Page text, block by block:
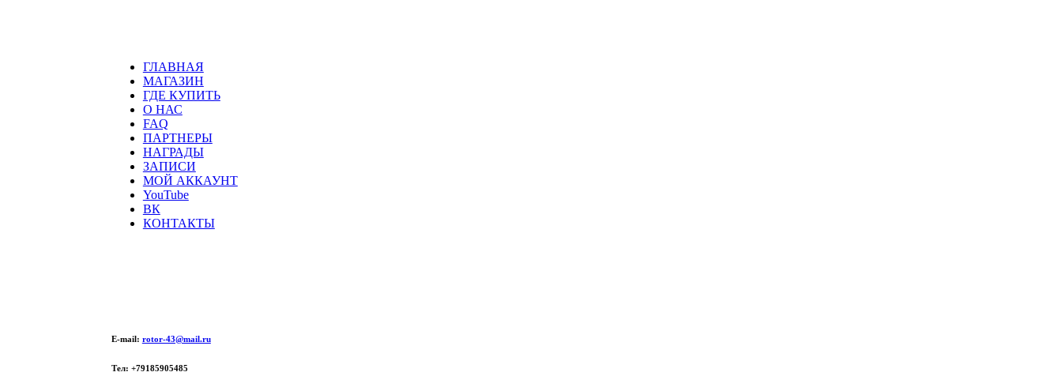
ГЛАВНАЯ
МАГАЗИН
ГДЕ КУПИТЬ
О НАС
FAQ
ПАРТНЕРЫ
НАГРАДЫ
ЗАПИСИ
МОЙ АККАУНТ
YouTube
ВК
КОНТАКТЫ
E-mail: rotor-43@mail.ru
Тел: +79185905485